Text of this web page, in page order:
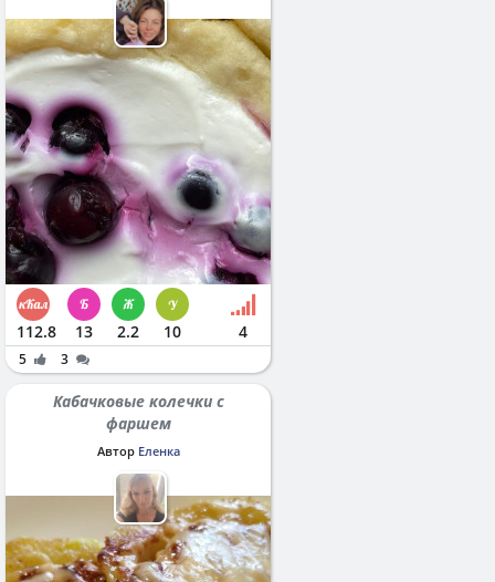
112.8 13 2.2 10 4
5 3
Кабачковые колечки с
фаршем
Автор Еленка